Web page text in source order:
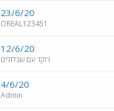
23/6/20
OREAL123451
12/6/20
רוקד עם שבלולים
4/6/20
Admin